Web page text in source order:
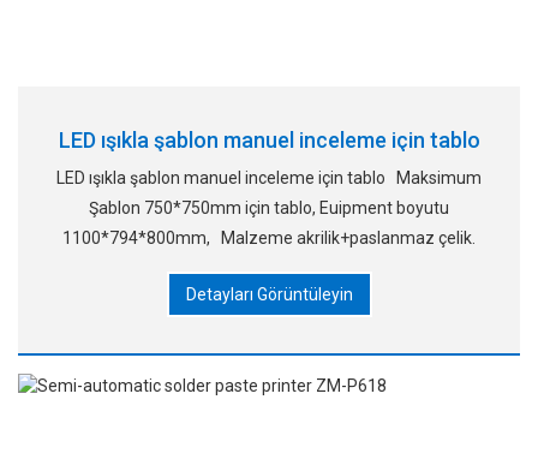
LED ışıkla şablon manuel inceleme için tablo
LED ışıkla şablon manuel inceleme için tablo Maksimum
Şablon 750*750mm için tablo, Euipment boyutu
1100*794*800mm, Malzeme akrilik+paslanmaz çelik.
Detayları Görüntüleyin